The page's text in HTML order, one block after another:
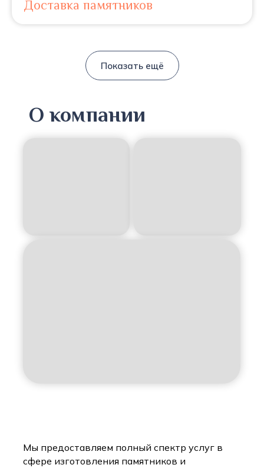
Доставка памятников
Показать ещё
Мы предоставляем полный спектр услуг в
сфере изготовления памятников и
О компании